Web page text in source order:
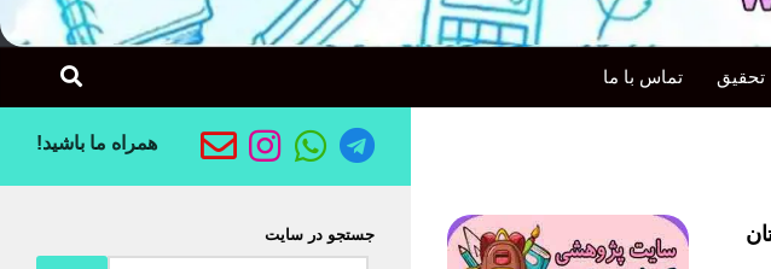
تحقیق تماس با ما
همراه ما باشید!
جستجو در سایت